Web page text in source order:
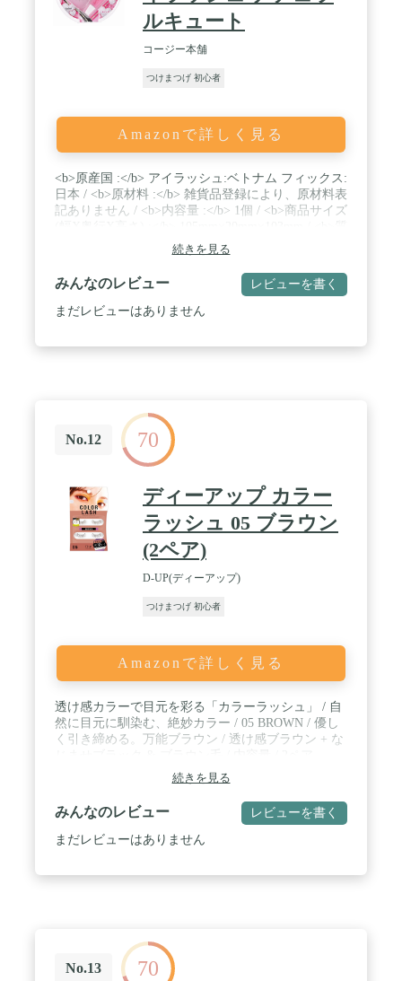
ルキュート
コージー本舗
つけまつげ 初心者
Amazonで詳しく見る
<b>原産国 :</b> アイラッシュ:ベトナム フィックス:
日本 / <b>原材料 :</b> 雑貨品登録により、原材料表
記ありません / <b>内容量 :</b> 1個 / <b>商品サイズ
続きを見る
みんなのレビュー レビューを書く
まだレビューはありません
No.12 70
ディーアップ カラー
ラッシュ 05 ブラウン
(2ペア)
D-UP(ディーアップ)
つけまつげ 初心者
Amazonで詳しく見る
透け感カラーで目元を彩る「カラーラッシュ」 / 自
然に目元に馴染む、絶妙カラー / 05 BROWN / 優し
く引き締める。万能ブラウン / 透け感ブラウン + な
続きを見る
みんなのレビュー レビューを書く
まだレビューはありません
No.13 70